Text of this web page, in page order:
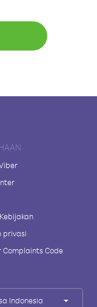
privasi
Complaints Code
Indonesia